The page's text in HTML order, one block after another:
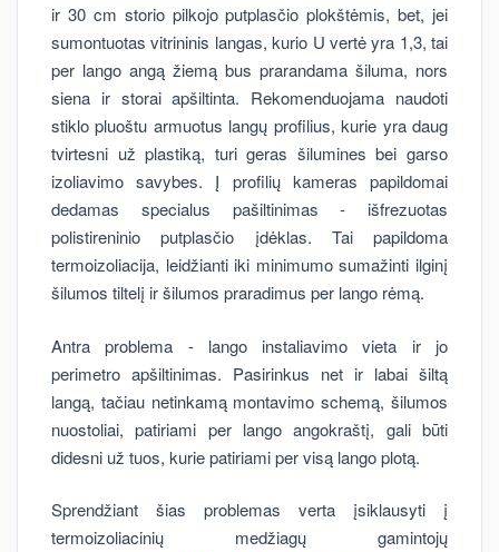
ir 30 cm storio pilkojo putplasčio plokštėmis, bet, jei
sumontuotas vitrininis langas, kurio U vertė yra 1,3, tai
per lango angą žiemą bus prarandama šiluma, nors
siena ir storai apšiltinta. Rekomenduojama naudoti
stiklo pluoštu armuotus langų profilius, kurie yra daug
tvirtesni už plastiką, turi geras šilumines bei garso
izoliavimo savybes. Į profilių kameras papildomai
dedamas specialus pašiltinimas - išfrezuotas
polistireninio putplasčio įdėklas. Tai papildoma
termoizoliacija, leidžianti iki minimumo sumažinti ilginį
šilumos tiltelį ir šilumos praradimus per lango rėmą.
Antra problema - lango instaliavimo vieta ir jo
perimetro apšiltinimas. Pasirinkus net ir labai šiltą
langą, tačiau netinkamą montavimo schemą, šilumos
nuostoliai, patiriami per lango angokraštį, gali būti
didesni už tuos, kurie patiriami per visą lango plotą.
Sprendžiant šias problemas verta įsiklausyti į
termoizoliacinių medžiagų gamintojų